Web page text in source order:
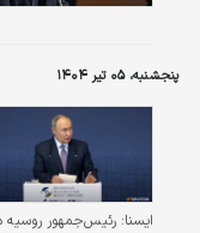
پنجشنبه، ۰۵ تیر ۱۴۰۴
ايسنا: رئیس‌جمهور روسیه